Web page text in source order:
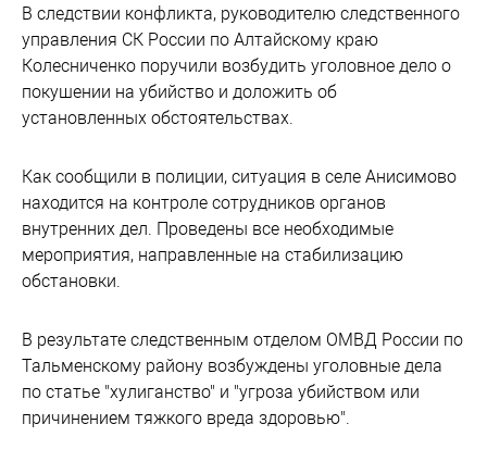
В следствии конфликта, руководителю следственного
управления СК России по Алтайскому краю
Колесниченко поручили возбудить уголовное дело о
покушении на убийство и доложить об
установленных обстоятельствах.
Как сообщили в полиции, ситуация в селе Анисимово
находится на контроле сотрудников органов
внутренних дел. Проведены все необходимые
мероприятия, направленные на стабилизацию
обстановки.
В результате следственным отделом ОМВД России по
Тальменскому району возбуждены уголовные дела
по статье "хулиганство" и "угроза убийством или
причинением тяжкого вреда здоровью".